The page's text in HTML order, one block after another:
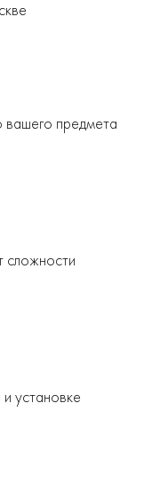
вашего предмета
сложности
установке